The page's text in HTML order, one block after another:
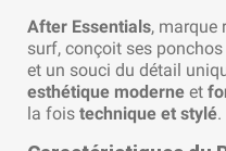
After Essentials, marque
surf, conçoit ses
et un souci du détail
esthétique moderne et
la fois technique et stylé.